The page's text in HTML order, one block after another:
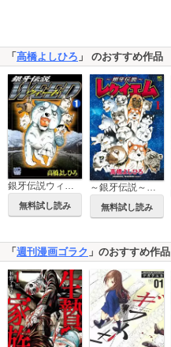
「 高橋よしひろ 」 のおすすめ作品
銀牙伝説ウィード
無料試し読み
～銀牙伝説～レクイエム
無料試し読み
「 週刊漫画ゴラク 」のおすすめ作品